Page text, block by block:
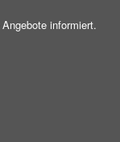
Angebote informiert.